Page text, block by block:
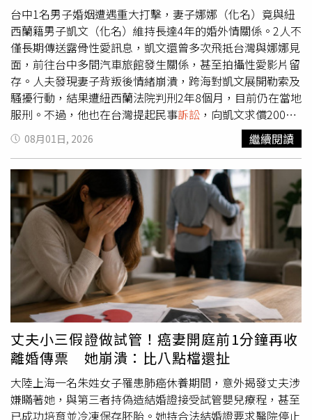
台中1名男子婚姻遭遇重大打擊，妻子娜娜（化名）竟與紐
西蘭籍男子凱文（化名）維持長達4年的婚外情關係。2人不
僅長期傳送露骨性愛訊息，凱文還曾多次飛抵台灣與娜娜見
面，前往台中多間汽車旅館發生關係，甚至拍攝性愛影片留
存。人夫發現妻子背叛後情緒崩潰，跨海對凱文展開勒索及
騷擾行動，結果遭紐西蘭法院判刑2年8個月，目前仍在當地
服刑。不過，他也在台灣提起民事訴訟 ，向凱文求償200萬
元，台中地方法院近日審理後認定凱文侵害婚姻關係重大，
判賠60萬元，全案仍可上訴。據《中時新聞網》報導，判決
指出，人夫與娜娜於民國100年結婚，婚後育有未成年子
女。直到112年7月底，人夫意外看到妻子手機跳出大量訊
息，察覺內容疑似不尋常，經追問後，娜娜才坦承與他人發
生婚外情，並交出手機讓丈夫查看。人夫查看對話紀錄後大
受刺激，發現紐西蘭籍男子凱文明知娜娜已有配偶，仍自
108年起與她展開長達4年的婚外關係。2人之間的聊天內容
不僅涉及感情曖昧，還充斥大量露骨性愛字眼。根據法院認
定的內容，凱文曾多次要求娜娜拍攝自慰影片、進行視訊性
愛，並傳送情趣用品相關連結。兩人對話中還出現「老婆，
我想X妳」、「擔心我不夠專心愛撫妳，妳會不舒服」、
「沒有邊開邊俯身去舔食妳就很收斂了」、「妳的淚水、口
水、奶水、淫水，我照單全收」、「喜歡X在妳的身體裡」
等露骨言語。此外，108年至112年間，凱文曾3度入境台
灣，每次來台後便前往台中與娜娜見面，兩人多次入住汽車
旅館發生性關係，過程中還拍攝性愛影片保存，成為人夫日
後提告的重要證據。人夫發現自己遭妻子背叛後，情緒受到
08月01日, 2026 繼續閱讀
丈夫小三假證做試管！癌妻開庭前1分鐘再收
離婚傳票 她崩潰：比八點檔還扯
大陸上海一名朱姓女子罹患肺癌休養期間，意外揭發丈夫涉
嫌瞞著她，與第三者持偽造結婚證接受試管嬰兒療程，甚至
已成功培育並冷凍保存胚胎。她持合法結婚證要求醫院停止